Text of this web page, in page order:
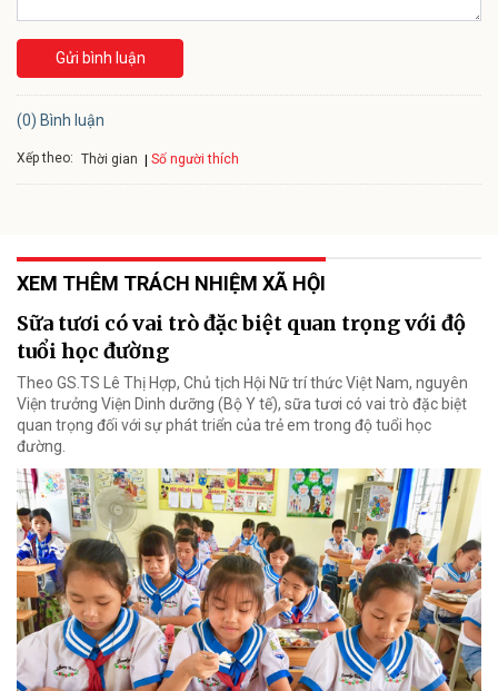
Gửi bình luận
(0) Bình luận
Xếp theo: Thời gian Số người thích
XEM THÊM TRÁCH NHIỆM XÃ HỘI
Sữa tươi có vai trò đặc biệt quan trọng với độ
tuổi học đường
Theo GS.TS Lê Thị Hợp, Chủ tịch Hội Nữ trí thức Việt Nam, nguyên
Viện trưởng Viện Dinh dưỡng (Bộ Y tế), sữa tươi có vai trò đặc biệt
quan trọng đối với sự phát triển của trẻ em trong độ tuổi học
đường.